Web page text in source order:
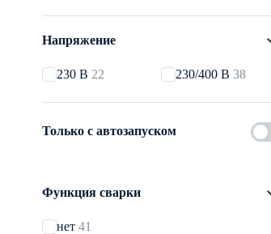
Напряжение
230 В 22 230/400 В 38
Только с автозапуском
Функция сварки
нет 41